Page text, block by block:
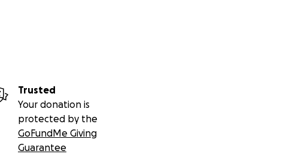
Trusted
Your donation is
protected by the
GoFundMe Giving
Guarantee